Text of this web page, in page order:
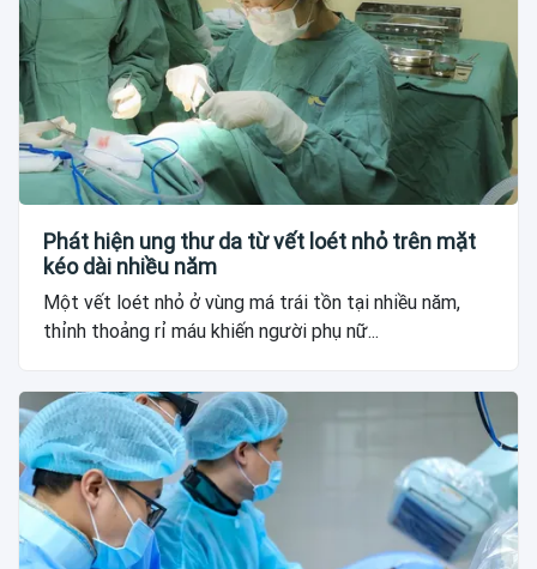
Phát hiện ung thư da từ vết loét nhỏ trên mặt
kéo dài nhiều năm
Một vết loét nhỏ ở vùng má trái tồn tại nhiều năm,
thỉnh thoảng rỉ máu khiến người phụ nữ...